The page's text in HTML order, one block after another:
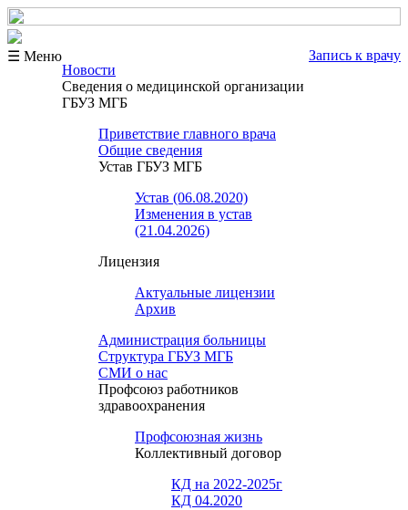
☰ Меню
Запись к врачу
Новости
Сведения о медицинской организации
ГБУЗ МГБ
Приветствие главного врача
Общие сведения
Устав ГБУЗ МГБ
Устав (06.08.2020)
Изменения в устав
(21.04.2026)
Лицензия
Актуальные лицензии
Архив
Администрация больницы
Структура ГБУЗ МГБ
СМИ о нас
Профсоюз работников
здравоохранения
Профсоюзная жизнь
Коллективный договор
КД на 2022-2025г
КД 04.2020